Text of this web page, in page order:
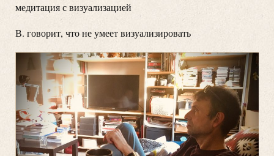
медитация с визуализацией
В. говорит, что не умеет визуализировать